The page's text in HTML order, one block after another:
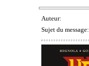
Auteur:
Sujet du message: